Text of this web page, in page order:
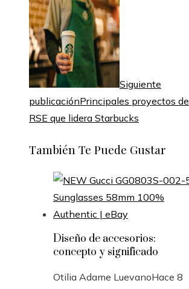
Siguiente
publicaciónPrincipales proyectos de
RSE que lidera Starbucks
También Te Puede Gustar
Diseño de accesorios:
concepto y significado
Otilia Adame LuevanoHace 8